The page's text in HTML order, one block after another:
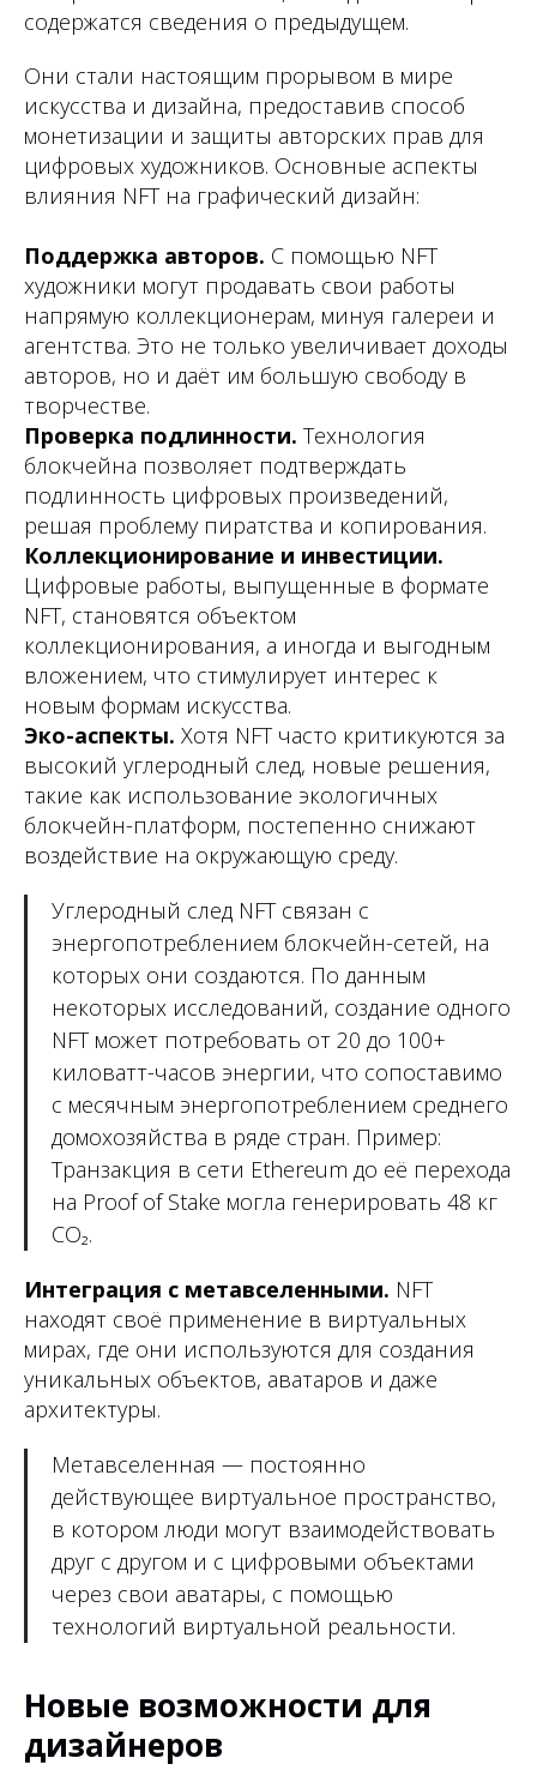
содержатся сведения о предыдущем.
Они стали настоящим прорывом в мире
искусства и дизайна, предоставив способ
монетизации и защиты авторских прав для
цифровых художников. Основные аспекты
влияния NFT на графический дизайн:
Поддержка авторов. С помощью NFT
художники могут продавать свои работы
напрямую коллекционерам, минуя галереи и
агентства. Это не только увеличивает доходы
авторов, но и даёт им большую свободу в
творчестве.
Проверка подлинности. Технология
блокчейна позволяет подтверждать
подлинность цифровых произведений,
решая проблему пиратства и копирования.
Коллекционирование и инвестиции.
Цифровые работы, выпущенные в формате
NFT, становятся объектом
коллекционирования, а иногда и выгодным
вложением, что стимулирует интерес к
новым формам искусства.
Эко-аспекты. Хотя NFT часто критикуются за
высокий углеродный след, новые решения,
такие как использование экологичных
блокчейн-платформ, постепенно снижают
воздействие на окружающую среду.
Углеродный след NFT связан с
энергопотреблением блокчейн-сетей, на
которых они создаются. По данным
некоторых исследований, создание одного
NFT может потребовать от 20 до 100+
киловатт-часов энергии, что сопоставимо
с месячным энергопотреблением среднего
домохозяйства в ряде стран. Пример:
Транзакция в сети Ethereum до её перехода
на Proof of Stake могла генерировать 48 кг
CO₂.
Интеграция с метавселенными. NFT
находят своё применение в виртуальных
мирах, где они используются для создания
уникальных объектов, аватаров и даже
архитектуры.
Метавселенная — постоянно
действующее виртуальное пространство,
в котором люди могут взаимодействовать
друг с другом и с цифровыми объектами
через свои аватары, с помощью
технологий виртуальной реальности.
Новые возможности для
дизайнеров